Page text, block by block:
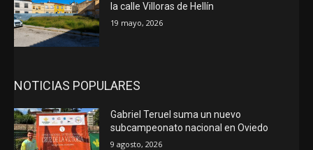
la calle Villoras de Hellín
19 mayo, 2026
NOTICIAS POPULARES
Gabriel Teruel suma un nuevo
subcampeonato nacional en Oviedo
9 agosto, 2026